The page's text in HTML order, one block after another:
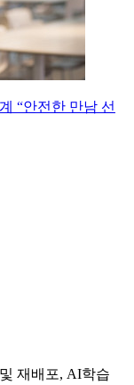
“안전한 만남 선
재배포, AI학습